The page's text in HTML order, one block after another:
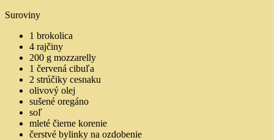
Suroviny
1 brokolica
4 rajčiny
200 g mozzarelly
1 červená cibuľa
2 strúčiky cesnaku
olivový olej
sušené oregáno
soľ
mleté čierne korenie
čerstvé bylinky na ozdobenie